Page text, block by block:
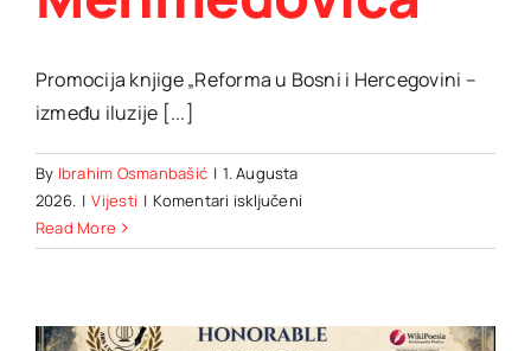
Promocija knjige „Reforma u Bosni i Hercegovini –
između iluzije [...]
By Ibrahim Osmanbašić | 1. Augusta
2026. | Vijesti | Komentari isključeni
knjige
Bosni
Read More